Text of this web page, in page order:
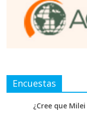
Encuestas
¿Cree que